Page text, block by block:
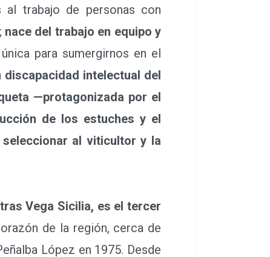
trabajo de personas con
nace del trabajo en equipo y
para sumergirnos en el
discapacidad intelectual del
—protagonizada por el
de los estuches y el
al viticultor y la
Vega Sicilia, es el tercer
de la región, cerca de
López en 1975. Desde